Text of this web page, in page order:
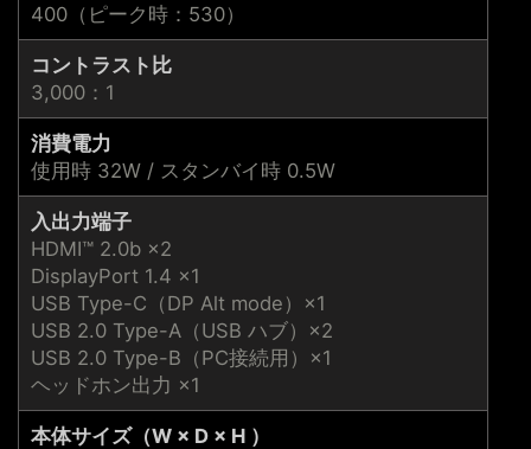
400（ピーク時：530）
コントラスト比
3,000：1
消費電力
使用時 32W / スタンバイ時 0.5W
入出力端子
HDMI™ 2.0b ×2
DisplayPort 1.4 ×1
USB Type-C（DP Alt mode）×1
USB 2.0 Type-A（USB ハブ）×2
USB 2.0 Type-B（PC接続用）×1
ヘッドホン出力 ×1
本体サイズ（W × D × H ）